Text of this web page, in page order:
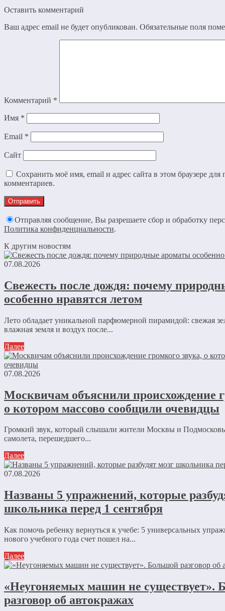
Оставить комментарий
Ваш адрес email не будет опубликован. Обязательные поля
Комментарий *
Имя *
Email *
Сайт
Сохранить моё имя, email и адрес сайта в этом браузере
комментариев.
Отправляя сообщение, Вы разрешаете сбор и обработку
Политика конфиденциальности.
К другим новостям
07.08.2026
Свежесть после дождя: почему
особенно нравятся летом
Лето обладает уникальной парфюмерной пирамидой: свежая
влажная земля и воздух после...
Далее
07.08.2026
Москвичам объяснили происхождение
о котором массово сообщили очевидцы
Громкий звук, который слышали жители Москвы и
самолета, перешедшего...
Далее
07.08.2026
Названы 5 упражнений, которые
школьника перед 1 сентября
Как помочь ребенку вернуться к учебе: 5 универсальных
нового учебного года счет пошел на...
Далее
«Неугоняемых машин не существует».
разговор об автокражах